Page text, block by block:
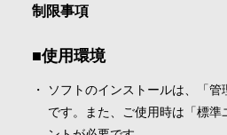
制限事項
使用環境
ソフトのインストールは、「
です。また、ご使用時は「標準